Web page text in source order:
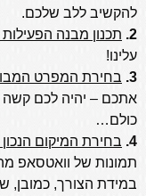
להקשיב ללב שלכם.
2.
תכנון מבנה
עלינו!
3.
בחירת המפרט
אתכם – יהיה לכם
כולם…
4.
בחירת המיקום
תמונות של וואטסאפ
במידת הצורך, כמובן,